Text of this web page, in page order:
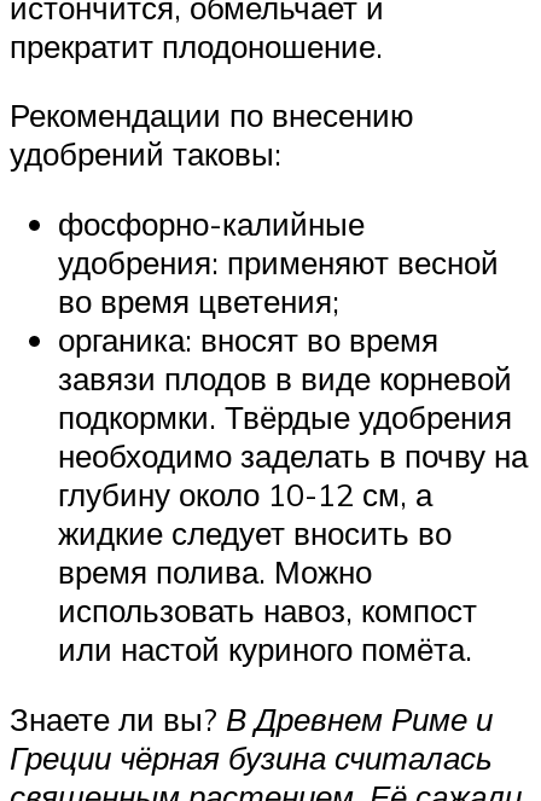
прекратит плодоношение.
Рекомендации по внесению
удобрений таковы:
фосфорно-калийные
удобрения: применяют весной
во время цветения;
органика: вносят во время
завязи плодов в виде корневой
подкормки. Твёрдые удобрения
необходимо заделать в почву на
глубину около 10-12 см, а
жидкие следует вносить во
время полива. Можно
использовать навоз, компост
или настой куриного помёта.
Знаете ли вы? В Древнем Риме и
Греции чёрная бузина считалась